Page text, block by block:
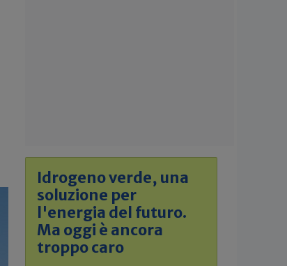
Idrogeno verde, una
soluzione per
l'energia del futuro.
Ma oggi è ancora
troppo caro